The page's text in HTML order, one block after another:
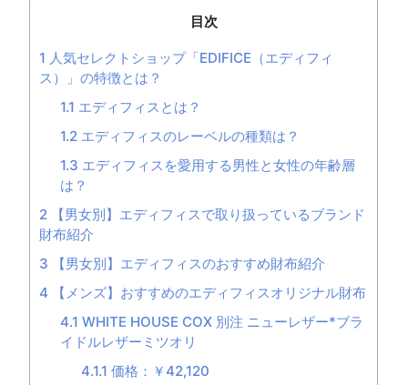
目次
1 人気セレクトショップ「EDIFICE（エディフィ
ス）」の特徴とは？
1.1 エディフィスとは？
1.2 エディフィスのレーベルの種類は？
1.3 エディフィスを愛用する男性と女性の年齢層
は？
2 【男女別】エディフィスで取り扱っているブランド
財布紹介
3 【男女別】エディフィスのおすすめ財布紹介
4 【メンズ】おすすめのエディフィスオリジナル財布
4.1 WHITE HOUSE COX 別注 ニューレザー*ブラ
イドルレザーミツオリ
4.1.1 価格：￥42,120